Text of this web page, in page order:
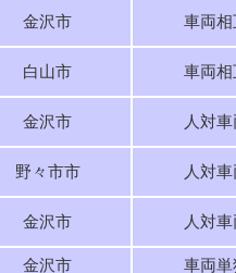
金沢市 車両相
白山市 車両相
金沢市 人対車
野々市市 人対車
金沢市 人対車
金沢市 車両単